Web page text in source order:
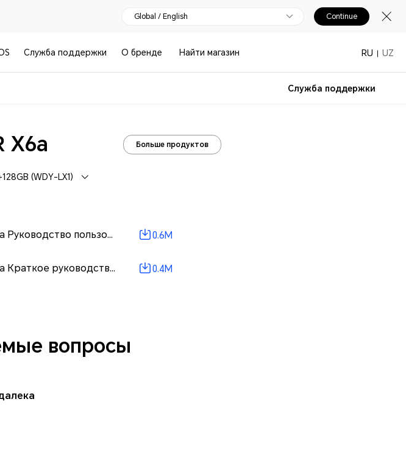
Global / English Continue
Служба поддержки О бренде Найти магазин RU UZ
Служба поддержки
X6a Больше продуктов
(WDY-LX1)
HONOR X6a Руководство пользователя-(MagicOS 7.1_01,ru)[ 0.6M ]
0.6M
HONOR X6a Краткое руководство пользователя-(Magic OS 7.1_01,WDY-LX1,ru)[ 0.4M ] 0.4M
вопросы